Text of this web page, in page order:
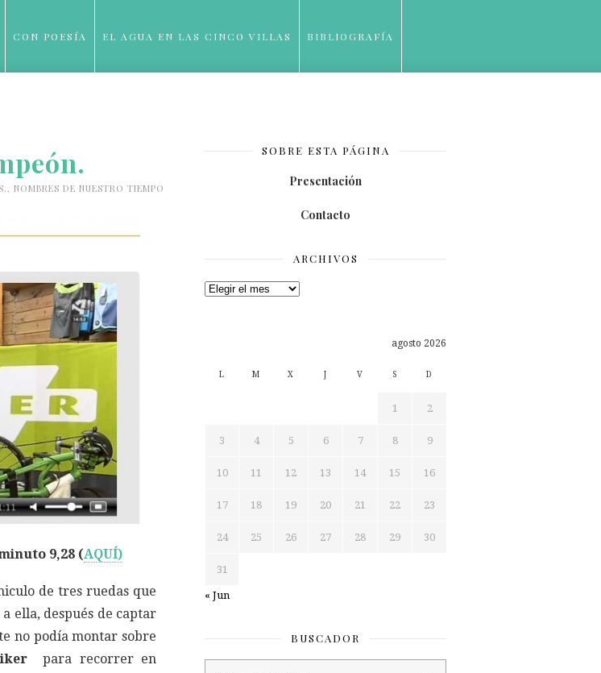
CON POESÍA EL AGUA EN LAS CINCO VILLAS BIBLIOGRAFÍA
, NOMBRES DE NUESTRO TIEMPO
9,28 (AQUÍ)
de tres ruedas que
ella, después de captar
no podía montar sobre
para recorrer en
SOBRE ESTA PÁGINA
Presentación
Contacto
ARCHIVOS
Archivos
agosto 2026
L M X J V S D
1 2
3 4 5 6 7 8 9
10 11 12 13 14 15 16
17 18 19 20 21 22 23
24 25 26 27 28 29 30
31
« Jun
BUSCADOR